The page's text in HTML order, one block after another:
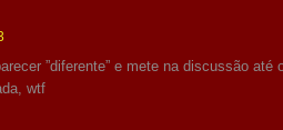
”diferente” e mete na discussão até
wtf